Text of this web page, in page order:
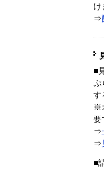
け
⇒
■
ぷ
す
※
要
⇒
⇒
■